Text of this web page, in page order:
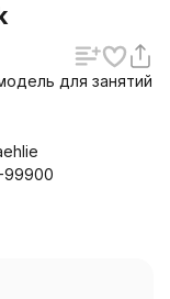
для занятий
99900